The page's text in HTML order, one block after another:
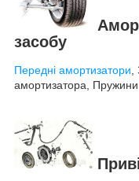
засобу
Передні амортизатори
амортизатора, Пружини